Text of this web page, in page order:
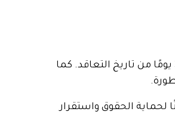
وتُطبق عقوبة عدم توثيق عقد الإيجار في حال قيام مالك العقار بالتأجير دون إشعار الجهة المختصة وتوثيق العقد خلال مدة لا تتجاوز 30 يومًا من تاريخ التعاقد. كما
لحماية الحقوق واستقرار